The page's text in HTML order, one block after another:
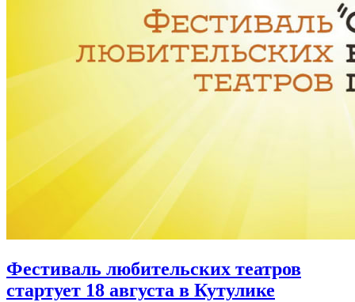
Фестиваль любительских театров
стартует 18 августа в Кутулике